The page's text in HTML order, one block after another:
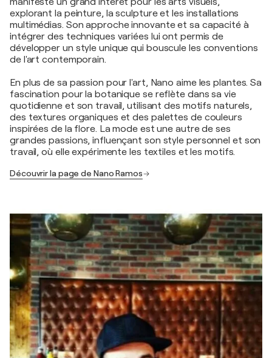
explorant la peinture, la sculpture et les installations
multimédias. Son approche innovante et sa capacité à
intégrer des techniques variées lui ont permis de
développer un style unique qui bouscule les conventions
de l'art contemporain.
En plus de sa passion pour l'art, Nano aime les plantes. Sa
fascination pour la botanique se reflète dans sa vie
quotidienne et son travail, utilisant des motifs naturels,
des textures organiques et des palettes de couleurs
inspirées de la flore. La mode est une autre de ses
grandes passions, influençant son style personnel et son
travail, où elle expérimente les textiles et les motifs.
Découvrir la page de Nano Ramos